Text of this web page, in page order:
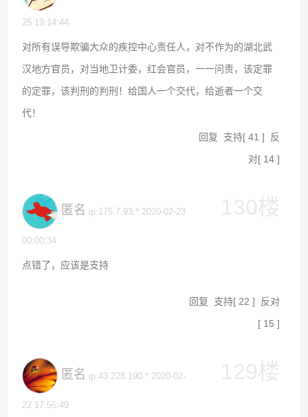
25 19:14:44
对所有误导欺骗大众的疾控中心责任人，对不作为的湖北武
汉地方官员，对当地卫计委，红会官员，一一问责，该定罪
的定罪，该判刑的判刑！给国人一个交代，给逝者一个交
代！
回复 支持[ 41]
反
对[ 14]
匿名 ip:175.7.93.* 2020-02-23
00:00:34
点错了，应该是支持
回复 支持[ 22]
反对
[ 15]
匿名 ip:43.228.190.* 2020-02-
22 17:56:49